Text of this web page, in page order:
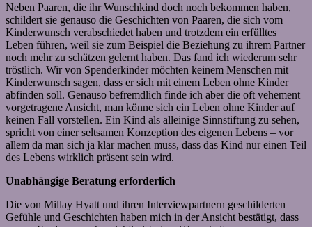
Neben Paaren, die ihr Wunschkind doch noch bekommen haben,
schildert sie genauso die Geschichten von Paaren, die sich vom
Kinderwunsch verabschiedet haben und trotzdem ein erfülltes
Leben führen, weil sie zum Beispiel die Beziehung zu ihrem Partner
noch mehr zu schätzen gelernt haben. Das fand ich wiederum sehr
tröstlich. Wir von Spenderkinder möchten keinem Menschen mit
Kinderwunsch sagen, dass er sich mit einem Leben ohne Kinder
abfinden soll. Genauso befremdlich finde ich aber die oft vehement
vorgetragene Ansicht, man könne sich ein Leben ohne Kinder auf
keinen Fall vorstellen. Ein Kind als alleinige Sinnstiftung zu sehen,
spricht von einer seltsamen Konzeption des eigenen Lebens – vor
allem da man sich ja klar machen muss, dass das Kind nur einen Teil
des Lebens wirklich präsent sein wird.
Unabhängige Beratung erforderlich
Die von Millay Hyatt und ihren Interviewpartnern geschilderten
Gefühle und Geschichten haben mich in der Ansicht bestätigt, dass